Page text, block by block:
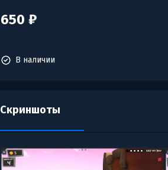
650 ₽
В наличии
Скриншоты